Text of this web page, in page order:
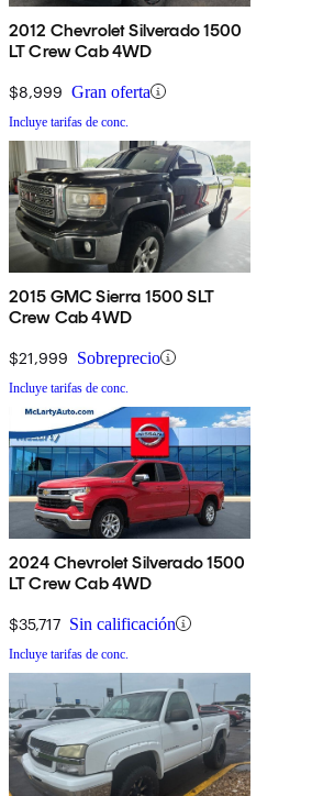
2012 Chevrolet Silverado 1500
LT Crew Cab 4WD
$8,999 Gran oferta
Incluye tarifas de conc.
2015 GMC Sierra 1500 SLT
Crew Cab 4WD
$21,999 Sobreprecio
Incluye tarifas de conc.
2024 Chevrolet Silverado 1500
LT Crew Cab 4WD
$35,717 Sin calificación
Incluye tarifas de conc.